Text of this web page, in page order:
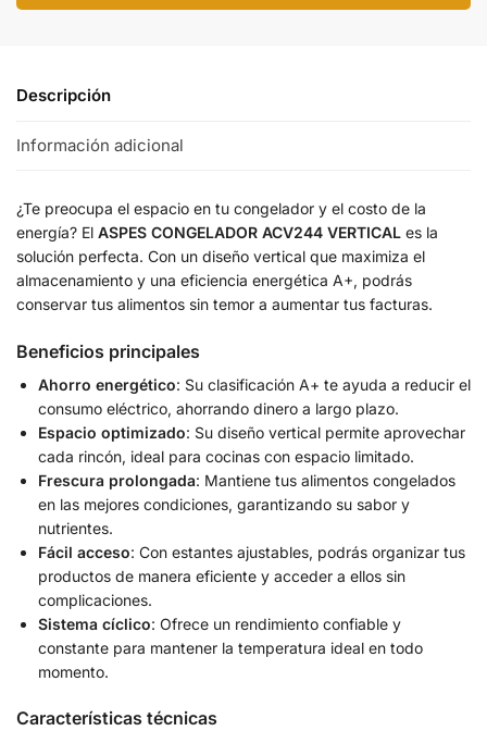
Descripción
Información adicional
¿Te preocupa el espacio en tu congelador y el costo de la
energía? El ASPES CONGELADOR ACV244 VERTICAL es la
solución perfecta. Con un diseño vertical que maximiza el
almacenamiento y una eficiencia energética A+, podrás
conservar tus alimentos sin temor a aumentar tus facturas.
Beneficios principales
Ahorro energético: Su clasificación A+ te ayuda a reducir el
consumo eléctrico, ahorrando dinero a largo plazo.
Espacio optimizado: Su diseño vertical permite aprovechar
cada rincón, ideal para cocinas con espacio limitado.
Frescura prolongada: Mantiene tus alimentos congelados
en las mejores condiciones, garantizando su sabor y
nutrientes.
Fácil acceso: Con estantes ajustables, podrás organizar tus
productos de manera eficiente y acceder a ellos sin
complicaciones.
Sistema cíclico: Ofrece un rendimiento confiable y
constante para mantener la temperatura ideal en todo
momento.
Características técnicas